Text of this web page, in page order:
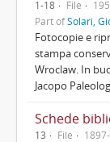
1-18 File
Part ofSolari,
Fotocopie e
stampa
Wroclaw. In
Jacopo
Schede
13 File